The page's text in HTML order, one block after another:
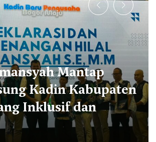
Mantap
Kadin Kabupaten
Inklusif dan